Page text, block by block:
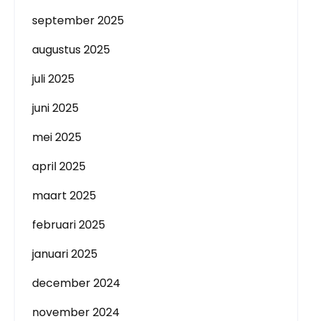
september 2025
augustus 2025
juli 2025
juni 2025
mei 2025
april 2025
maart 2025
februari 2025
januari 2025
december 2024
november 2024